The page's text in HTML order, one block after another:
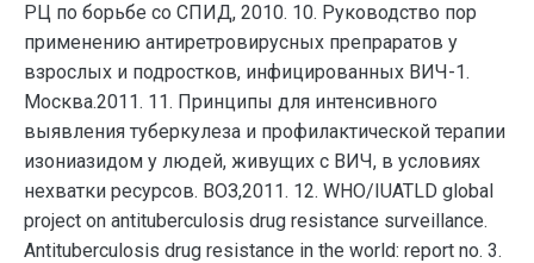
РЦ по борьбе со СПИД, 2010. 10. Руководство пор
применению антиретровирусных препраратов у
взрослых и подростков, инфицированных ВИЧ-1.
Москва.2011. 11. Принципы для интенсивного
выявления туберкулеза и профилактической терапии
изониазидом у людей, живущих с ВИЧ, в условиях
нехватки ресурсов. ВОЗ,2011. 12. WHO/IUATLD global
project on antituberculosis drug resistance surveillance.
Antituberculosis drug resistance in the world: report no. 3.